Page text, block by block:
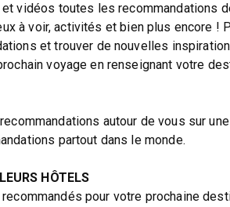
vidéos toutes les recommandations
à voir, activités et bien plus encore !
et trouver de nouvelles
voyage en renseignant votre
autour de vous sur
partout dans le monde.
HÔTELS
pour votre prochaine